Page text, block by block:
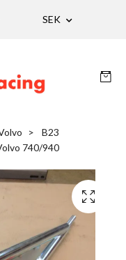
SEK
B23
740/940